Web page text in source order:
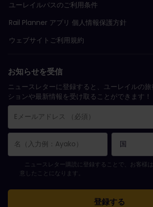
ユーレイルパスのご利用条件
Rail Planner アプリ 個人情報保護方針
ウェブサイトご利用規約
お知らせを受信
ニュースレターに登録すると、ユーレイルの
ションや最新情報を受け取ることができます！
購読登録が完了しました。
Eメールアドレス欄は必須項目です。
Eメールアドレスが正しくありません。
ニュースレターの購読登録中にエラーが発生しま
すでにこのニュースレターを購読されています！
ニュースレターを購読するには規約条件に同意し
ニュースレター購読に登録することで、お客様
意したことになります。